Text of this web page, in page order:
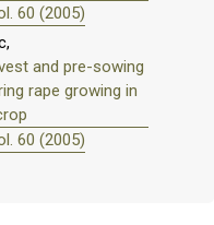
60 (2005)
and pre-sowing
rape growing in
60 (2005)